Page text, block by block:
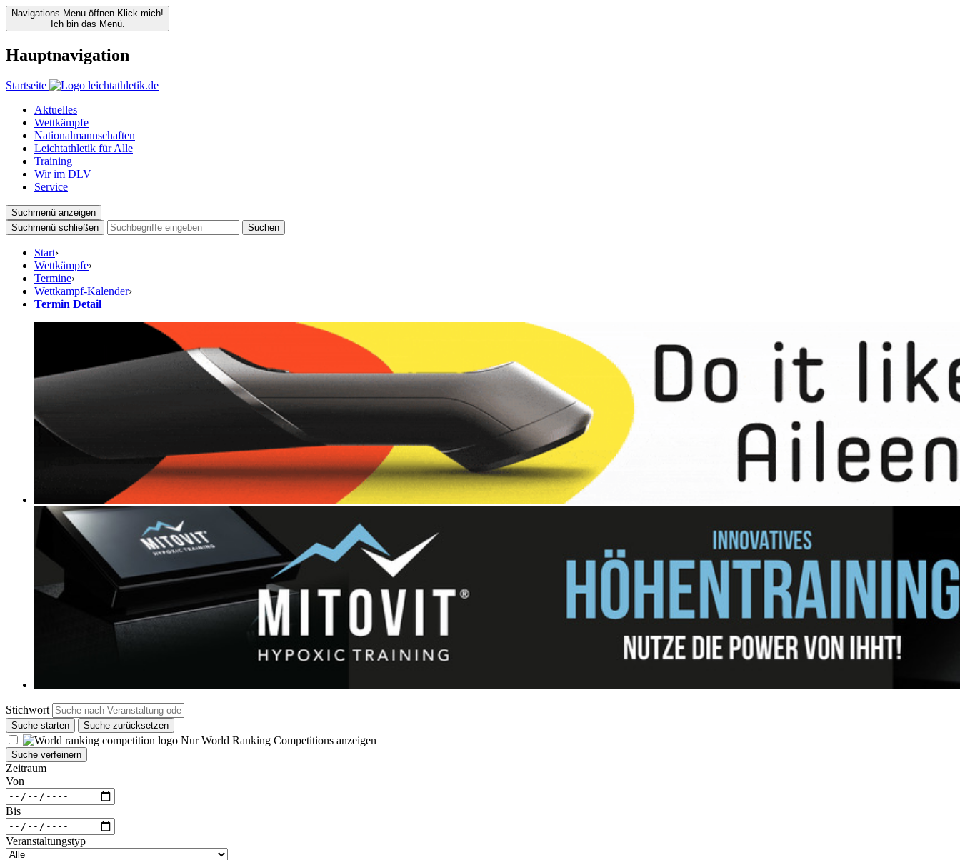
Navigations Menu öffnen Klick mich!
Ich bin das Menü.
Hauptnavigation
Startseite
Aktuelles
Wettkämpfe
Nationalmannschaften
Leichtathletik für Alle
Training
Wir im DLV
Service
Suchmenü anzeigen
Suchmenü schließen
Suchen
Start›
Wettkämpfe›
Termine›
Wettkampf-Kalender›
Termin Detail
Stichwort
Suche starten Suche zurücksetzen
Nur World Ranking Competitions anzeigen
Suche verfeinern
Zeitraum
Von
Bis
Veranstaltungstyp